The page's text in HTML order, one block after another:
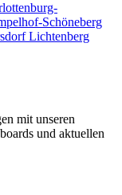
Schöneberg
Lichtenberg
mit unseren
und aktuellen